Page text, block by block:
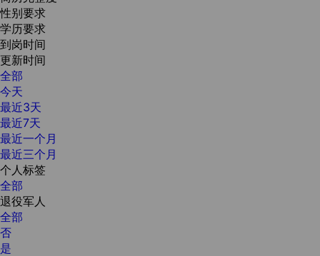
性别要求
学历要求
到岗时间
更新时间
全部
今天
最近3天
最近7天
最近一个月
最近三个月
个人标签
全部
退役军人
全部
否
是